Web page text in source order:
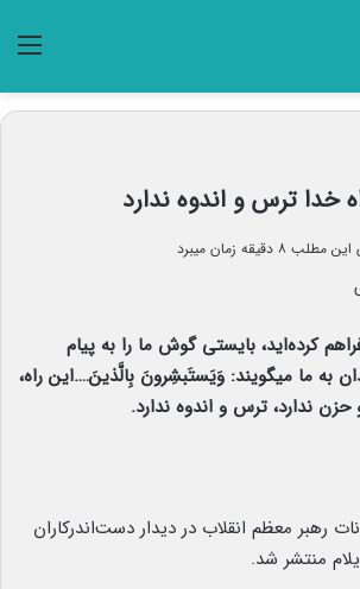
خدا ترس و اندوه ندارد
۸ دقیقه زمان میبرد
کرده‌اید، بایستی گوش ما را به پیام
به ما میگویند: وَیَستَبشِرونَ بِالَّذینَ….این راه،
ندارد، ترس و اندوه ندارد.
رهبر معظم انقلاب در دیدار دست‌اندرکاران
منتشر شد.